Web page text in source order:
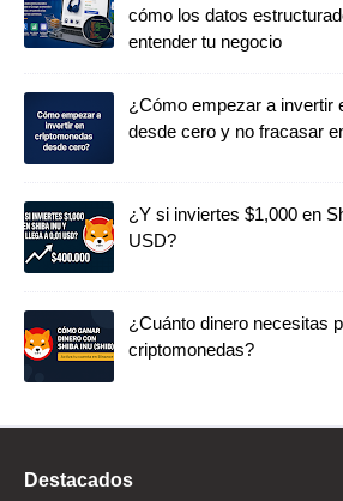
cómo los datos
entender tu negocio
¿Cómo empezar a invertir
desde cero y no fracasar
¿Y si inviertes $1,000 en
USD?
¿Cuánto dinero necesitas
criptomonedas?
Destacados